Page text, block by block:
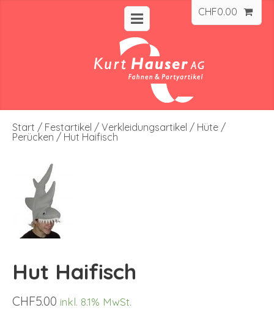
CHF0.00
Start / Festartikel / Verkleidungsartikel / Hüte /
Perücken / Hut Haifisch
Hut Haifisch
CHF5.00 inkl. 8.1% MwSt.